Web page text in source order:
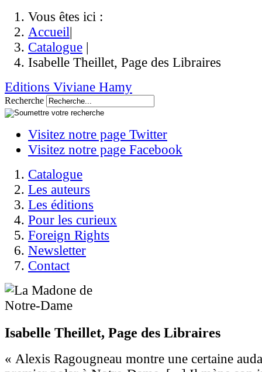
Vous êtes ici :
Accueil|
Catalogue |
Isabelle Theillet, Page des Libraires
Editions Viviane Hamy
Recherche
Visitez notre page Twitter
Visitez notre page Facebook
Catalogue
Les auteurs
Les éditions
Pour les curieux
Foreign Rights
Newsletter
Contact
Isabelle Theillet, Page des Libraires
« Alexis Ragougneau montre une certaine